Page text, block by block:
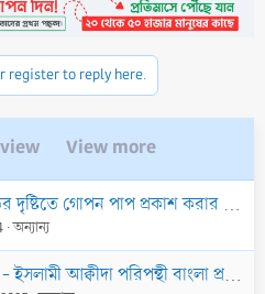
register to reply here.
View more
পাপ প্রকাশ করার বিধান: সম্মানহানি ও লাঞ্ছনা
অন্যান্য
আক্বীদা পরিপন্থী বাংলা প্রবাদ